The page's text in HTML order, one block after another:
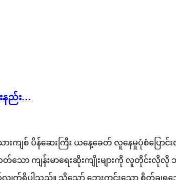
နည်း…
စ် ပိန်ဆေးကြီး ယနေ့ခေတ် လူနေမှုပုံစံပြောင်းလဲ
တ်သော ကျန်းမာရေးဆိုးကျိုးများကို လူတိုင်းလို
ပါသည်။ သို့သော် ဘေးကင်းသော စိတ်ချရသော